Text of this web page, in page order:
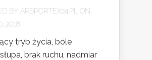
BY ARSPORTEX24.PL
ON
2018
tryb życia, bóle
brak ruchu, nadmiar